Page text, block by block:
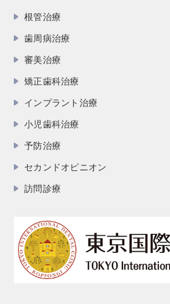
根管治療
歯周病治療
審美治療
矯正歯科治療
インプラント治療
小児歯科治療
予防治療
セカンドオピニオン
訪問診療